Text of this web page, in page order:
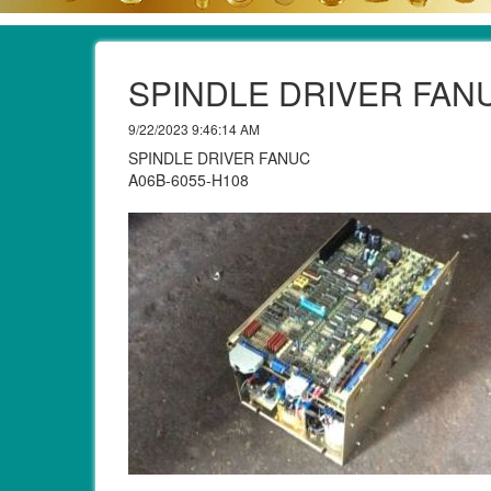
SPINDLE DRIVER
9/22/2023 9:46:14 AM
SPINDLE DRIVER FANUC
A06B-6055-H108